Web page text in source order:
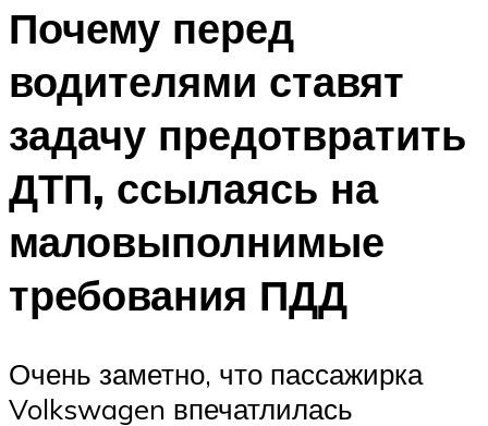
Почему перед
водителями ставят
задачу предотвратить
ДТП, ссылаясь на
маловыполнимые
требования ПДД
Очень заметно, что пассажирка
Volkswagen впечатлилась